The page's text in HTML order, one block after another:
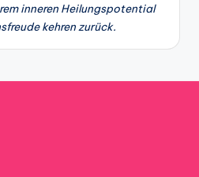
inneren Heilungspotential
kehren zurück.